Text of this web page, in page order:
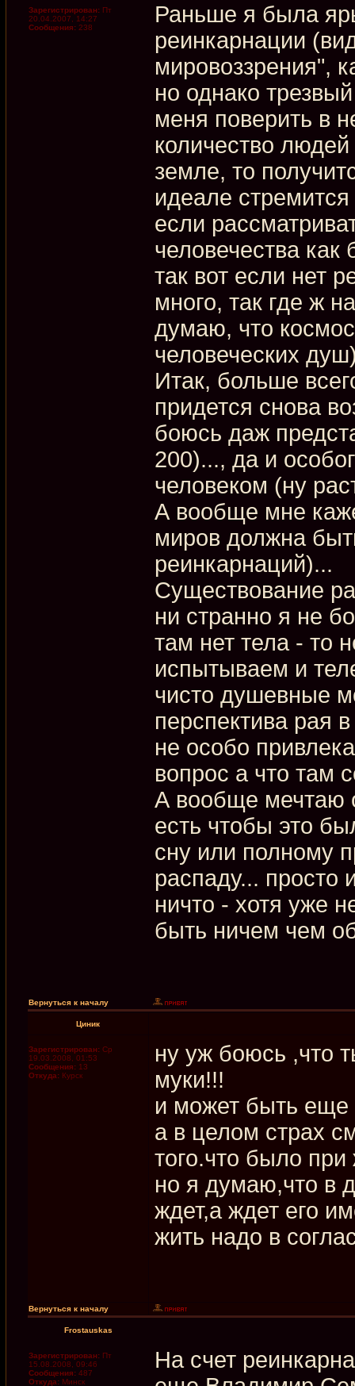
Зарегистрирован: Пт
20.04.2007, 14:27
Сообщения: 238
Раньше я была
реинкарнации
мировоззрения",
но однако
меня поверить в
количество
земле, то
идеале
если
человечества как
так вот если нет
много, так где ж
думаю, что
человеческих
Итак, больше
придется снова
боюсь даж
200)..., да и
человеком (ну
А вообще мне
миров должна
реинкарнаций)...
Существование
ни странно я не
там нет тела - то
испытываем и
чисто душевные
перспектива рая
не особо
вопрос а что там
А вообще мечтаю
есть чтобы это
сну или полному
распаду... просто
ничто - хотя уже
быть ничем чем
Вернуться к началу
Циник
Зарегистрирован: Ср
19.03.2008, 01:53
Сообщения: 13
Откуда: Курск
ну уж боюсь ,что
муки!!!
и может быть еще
а в целом страх
того.что было
но я думаю,что в
ждет,а ждет его
жить надо в
Вернуться к началу
Frostauskas
Зарегистрирован: Пт
15.08.2008, 09:46
Сообщения: 487
Откуда: Минск
На счет